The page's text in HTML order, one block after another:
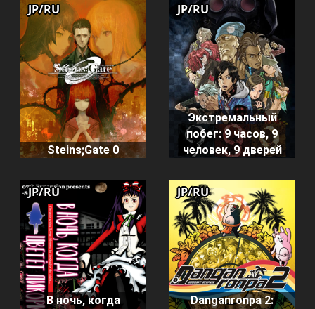
Steins;Gate 0
JP/RU
Экстремальный
побег: 9 часов, 9
человек, 9 дверей
JP/RU
В ночь, когда
JP/RU
Danganronpa 2:
JP/RU